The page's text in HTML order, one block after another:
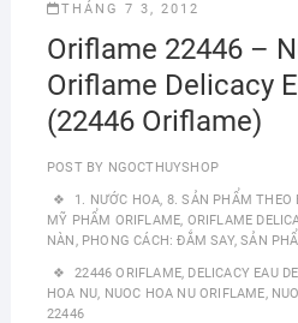
THÁNG 7 3, 2012
Oriflame 22446 –
Oriflame Delicacy
(22446 Oriflame)
POST BY NGOCTHUYSHOP
1. NƯỚC HOA, 8. SẢN PHẨM THEO
MỸ PHẨM ORIFLAME, ORIFLAME
NÀN, PHONG CÁCH: ĐẮM SAY,SẢN
22446 ORIFLAME, DELICACY EAU
HOA NU, NUOC HOA NU ORIFLAME,
22446